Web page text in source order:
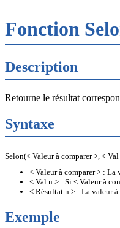
Fonction
Description
Retourne le résultat
Syntaxe
Selon(< Valeur à comparer >, <
< Valeur à comparer > : La
< Val n > : Si < Valeur à
< Résultat n > : La valeur à
Exemple